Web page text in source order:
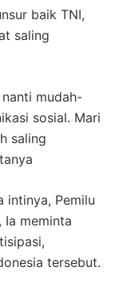
baik TNI,
saling
mudah-
sosial. Mari
saling
intinya, Pemilu
Ia meminta
tersebut.